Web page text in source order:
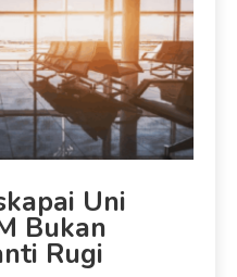
Uni
Bukan
Rugi